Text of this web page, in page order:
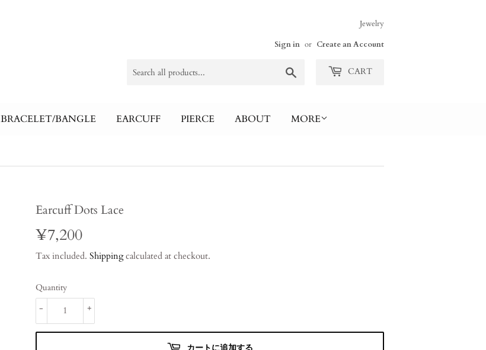
Jewelry
Sign in or Create an Account
CART
BRACELET/BANGLE EARCUFF PIERCE ABOUT MORE
Earcuff Dots Lace
¥7,200
Tax included. Shippingcalculated at checkout.
Quantity
+
-